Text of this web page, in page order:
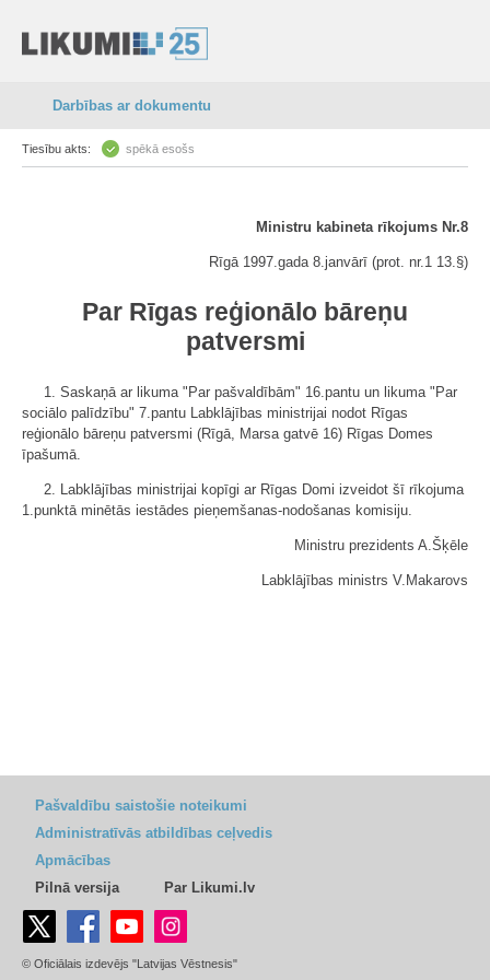
Darbības ar dokumentu
Tiesību akts: spēkā esošs
Ministru kabineta rīkojums Nr.8
Rīgā 1997.gada 8.janvārī (prot. nr.1 13.§)
Par Rīgas reģionālo bāreņu
patversmi
1. Saskaņā ar likuma "Par pašvaldībām" 16.pantu un likuma "Par
sociālo palīdzību" 7.pantu Labklājības ministrijai nodot Rīgas
reģionālo bāreņu patversmi (Rīgā, Marsa gatvē 16) Rīgas Domes
īpašumā.
2. Labklājības ministrijai kopīgi ar Rīgas Domi izveidot šī rīkojuma
1.punktā minētās iestādes pieņemšanas-nodošanas komisiju.
Ministru prezidents A.Šķēle
Labklājības ministrs V.Makarovs
Pašvaldību saistošie noteikumi
Administratīvās atbildības ceļvedis
Apmācības
Pilnā versija
Par Likumi.lv
© Oficiālais izdevējs "Latvijas Vēstnesis"